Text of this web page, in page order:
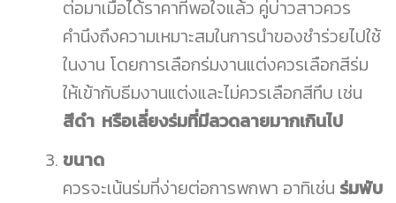
ต่อมาเมื่อได้ราคาที่พอใจแล้ว คู่บ่าวสาวควร
คำนึงถึงความเหมาะสมในการนำของชำร่วยไปใช้
ในงาน โดยการเลือกร่มงานแต่งควรเลือกสีร่ม
ให้เข้ากับธีมงานแต่งและไม่ควรเลือกสีทึบ เช่น
สีดำ หรือเลี่ยงร่มที่มีลวดลายมากเกินไป
ขนาด
ควรจะเน้นร่มที่ง่ายต่อการพกพา อาทิเช่น ร่มพับ